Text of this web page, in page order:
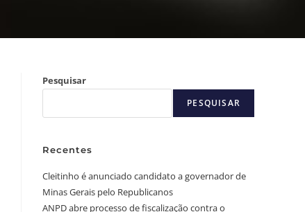
Pesquisar
PESQUISAR
Recentes
Cleitinho é anunciado candidato a governador de
Minas Gerais pelo Republicanos
ANPD abre processo de fiscalização contra o